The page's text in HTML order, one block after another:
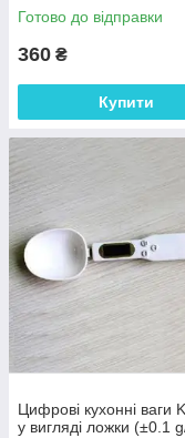
Готово до відправки
360 ₴
Купити
Цифрові кухонні ваги
у вигляді ложки (±0.1